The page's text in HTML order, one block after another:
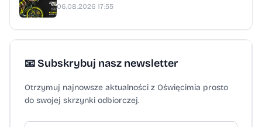
06.08.2026 17:55
📧 Subskrybuj nasz newsletter
Otrzymuj najnowsze aktualności z Oświęcimia prosto
do swojej skrzynki odbiorczej.